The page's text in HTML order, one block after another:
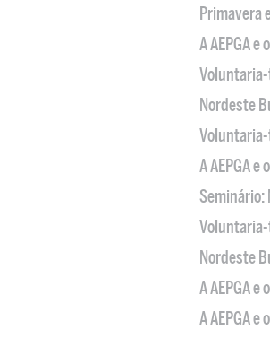
Primavera
A AEPGA
Nordeste
A AEPGA
Seminário:
Nordeste
A AEPGA
A AEPGA